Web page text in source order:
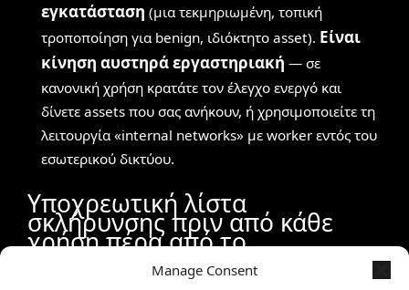
Manage Consent
εγκατάσταση (μια τεκμηριωμένη, τοπική
τροποποίηση για benign, ιδιόκτητο asset). Είναι
κίνηση αυστηρά εργαστηριακή — σε
κανονική χρήση κρατάτε τον έλεγχο ενεργό και
δίνετε assets που σας ανήκουν, ή χρησιμοποιείτε τη
λειτουργία «internal networks» με worker εντός του
εσωτερικού δικτύου.
Υποχρεωτική λίστα
σκλήρυνσης πριν από κάθε
χρήση πέρα από το
εργαστήριο